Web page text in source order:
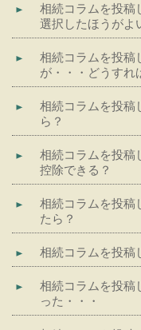
相続コラムを投稿
選択したほうがよ
相続コラムを投稿
が・・・どうすれ
相続コラムを投稿
ら？
相続コラムを投
控除できる？
相続コラムを投
たら？
相続コラムを投
相続コラムを投
った・・・